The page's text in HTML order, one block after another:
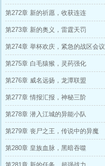
第272章 新的祈愿，收获连连
第273章 新的奥义，雷霆天罚
第274章 举杯欢庆，紧急的战区会议
第275章 白毛猿猴，灵药强化
第276章 威名远扬，龙潭联盟
第277章 情报汇报，神秘三阶
第278章 潜入江城的异能小队
第279章 丧尸之王，传说中的异魔
第280章 皇族血脉，黑暗吞噬